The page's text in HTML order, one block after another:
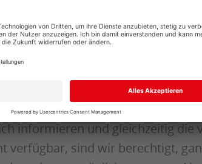
bei Annahme der Bestellung
wir nicht zu vertreten haben,
informieren und gleichzeitig die
verfügbar, sind wir berechtigt,